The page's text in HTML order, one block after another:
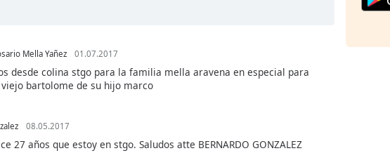
Mella Yañez 01.07.2017
desde colina stgo para la familia mella aravena en especial para
bartolome de su hijo marco
08.05.2017
27 años que estoy en stgo. Saludos atte BERNARDO GONZALEZ